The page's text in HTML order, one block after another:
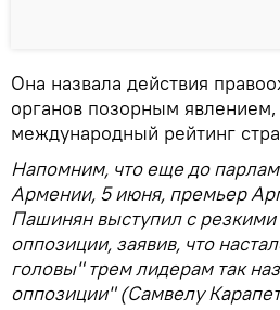
Она назвала действия
органов позорным
международный рейтинг
Напомним, что еще до
Армении, 5 июня, премьер
Пашинян выступил с резкими
оппозиции, заявив, что
головы" трем лидерам так
оппозиции" (Самвелу